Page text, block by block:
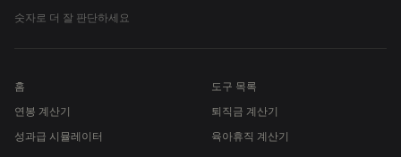
숫자로 더 잘 판단하세요
홈
도구 목록
연봉 계산기
퇴직금 계산기
성과급 시뮬레이터
육아휴직 계산기